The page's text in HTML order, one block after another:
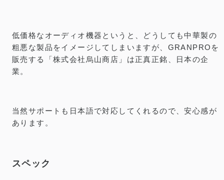
低価格なオーディオ機器というと、どうしても中華製の
粗悪な製品をイメージしてしまいますが、GRANPROを
販売する「株式会社烏山商店」は正真正銘、日本の企
業。
当然サポートも日本語で対応してくれるので、安心感が
あります。
スペック